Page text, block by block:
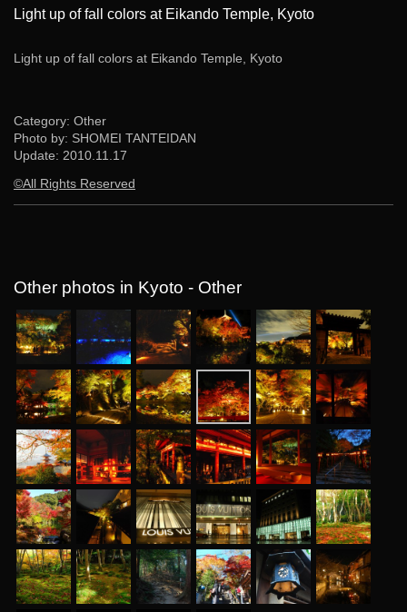
Light up of fall colors at Eikando Temple, Kyoto
Light up of fall colors at Eikando Temple, Kyoto
Category: Other
Photo by: SHOMEI TANTEIDAN
Update: 2010.11.17
©All Rights Reserved
Other photos in Kyoto - Other